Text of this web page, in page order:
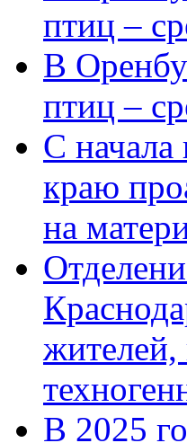
птиц –
В
птиц –
С
краю
на
В 2025